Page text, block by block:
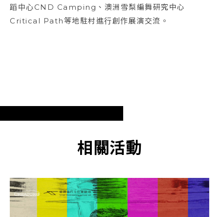
蹈中心CND Camping、澳洲雪梨編舞研究中心
Critical Path等地駐村進行創作展演交流。
相關活動